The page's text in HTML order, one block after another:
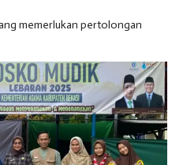
memerlukan pertolongan